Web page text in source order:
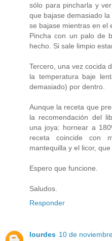
sólo para pincharla y
que bajase demasiado
se bajase mientras en el
Pincha con un palo de
hecho. Si sale limpio
Tercero, una vez cocida
la temperatura baje
demasiado) por dentro.
Aunque la receta que
la recomendación del
una joya: hornear a
receta coincide con
mantequilla y el licor,
Espero que funcione.
Saludos.
Responder
lourdes 10 de